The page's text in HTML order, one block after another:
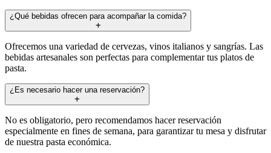
¿Qué bebidas ofrecen para acompañar la comida?
Ofrecemos una variedad de cervezas, vinos italianos y sangrías. Las
bebidas artesanales son perfectas para complementar tus platos de
pasta.
¿Es necesario hacer una reservación?
No es obligatorio, pero recomendamos hacer reservación
especialmente en fines de semana, para garantizar tu mesa y disfrutar
de nuestra pasta económica.